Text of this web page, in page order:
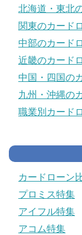
北海道・東北
関東のカード
中部のカード
近畿のカード
中国・四国の
九州・沖縄の
職業別カード
カードローン
プロミス特集
アイフル特集
アコム特集